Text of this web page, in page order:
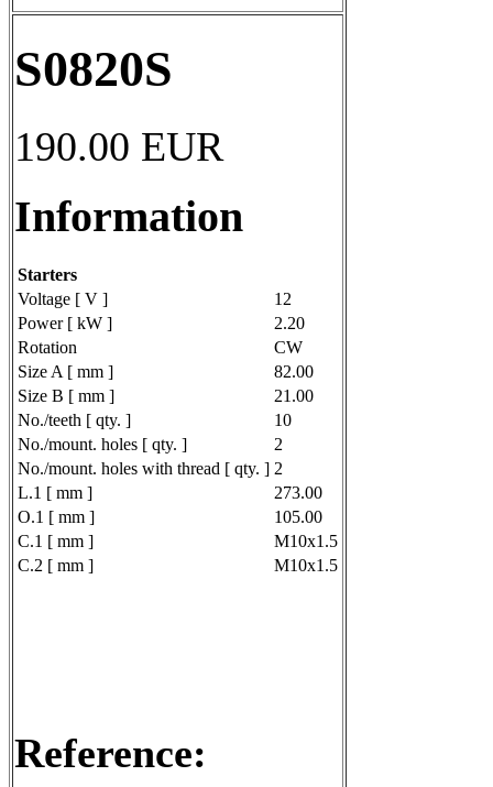
S0820S
190.00 EUR
Information
Starters
Voltage [ V ]
12
Power [ kW ]
2.20
Rotation
CW
Size A [ mm ]
82.00
Size B [ mm ]
21.00
No./teeth [ qty. ]
10
No./mount. holes [ qty. ]
2
No./mount. holes with thread [ qty. ] 2
L.1 [ mm ]
273.00
O.1 [ mm ]
105.00
C.1 [ mm ]
M10x1.5
C.2 [ mm ]
M10x1.5
Reference: